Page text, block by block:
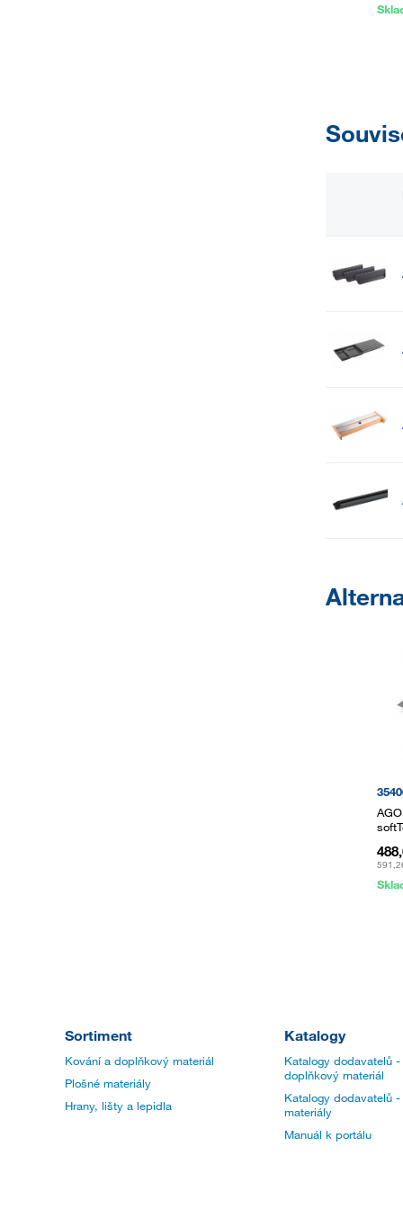
Sortiment
Kování a doplňkový materiál
Plošné materiály
Hrany, lišty a lepidla
Katalogy
Katalogy dodavatelů
doplňkový materiál
Katalogy dodavatelů
materiály
Manuál k portálu